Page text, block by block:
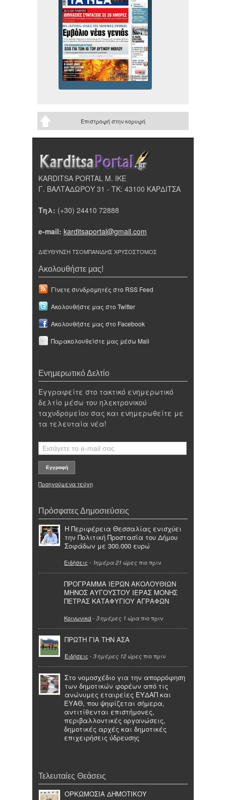
Επιστροφή στην κορυφή
KARDITSA PORTAL Μ. ΙΚΕ
Γ. ΒΑΛΤΑΔΩΡΟΥ 31 - ΤΚ: 43100 ΚΑΡΔΙΤΣΑ
Τηλ: (+30) 24410 72888
e-mail: karditsaportal@gmail.com
ΔΙΕΥΘΥΝΣΗ ΤΣΟΜΠΑΝΙΔΗΣ ΧΡΥΣΟΣΤΟΜΟΣ
Ακολουθήστε μας!
Γίνετε συνδρομητές στο RSS Feed
Ακολουθήστε μας στο Twitter
Ακολουθήστε μας στο Facebook
Παρακολουθείστε μας μέσω Mail
Ενημερωτικό Δελτίο
Εγγραφείτε στο τακτικό ενημερωτικό
δελτίο μέσω του ηλεκτρονικού
ταχυδρομείου σας και ενημερωθείτε με
τα τελευταία νέα!
Προηγούμενα τεύχη
Πρόσφατες Δημοσιεύσεις
Η Περιφέρεια Θεσσαλίας ενισχύει
την Πολιτική Προστασία του Δήμου
Σοφάδων με 300.000 ευρώ
Ειδήσεις - 1ημέρα 21 ώρες πιο πριν
ΠΡΟΓΡΑΜΜΑ ΙΕΡΩΝ ΑΚΟΛΟΥΘΙΩΝ
ΜΗΝΟΣ ΑΥΓΟΥΣΤΟΥ ΙΕΡΑΣ ΜΟΝΗΣ
ΠΕΤΡΑΣ ΚΑΤΑΦΥΓΙΟΥ ΑΓΡΑΦΩΝ
Κοινωνικά- 3 ημέρες 1 ώρα πιο πριν
ΠΡΩΤΗ ΓΙΑ ΤΗΝ ΑΣΑ
Ειδήσεις - 3 ημέρες 12 ώρες πιο πριν
Στο νομοσχέδιο για την απορρόφηση
των δημοτικών φορέων από τις
ανώνυμες εταιρείες ΕΥΔΑΠ και
ΕΥΑΘ, που ψηφίζεται σήμερα,
αντιτίθενται επιστήμονες,
περιβαλλοντικές οργανώσεις,
δημοτικές αρχές και δημοτικές
επιχειρήσεις ύδρευσης
Τελευταίες Θεάσεις
ΟΡΚΩΜΟΣΙΑ ΔΗΜΟΤΙΚΟΥ